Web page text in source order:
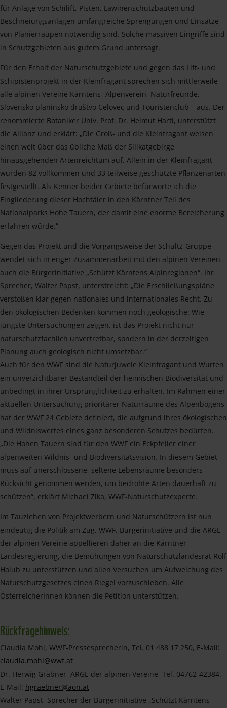
für Anlage von Schilift, Pisten, Lawinenschutzbauten und
Beschneiungsanlagen umfangreiche Sprengungen und Einsätze
von Planierraupen notwendig sind. Solche massiven Eingriffe sind
in Schutzgebieten aus gutem Grund untersagt.
Für den Erhalt der Naturschutzgebiete und gegen das Lift- und
Schipistenprojekt in der Kleinfragant sprechen sich mittlerweile
alle alpinen Vereine Kärntens -Alpenverein, Naturfreunde,
Slovensko planinsko društvo Celovec und Touristenclub – aus. Der
renommierte Botaniker Univ. Prof. Dr. Helmut Hartl, unterstützt
die Allianz und erklärt: „Die Groß- und die Kleinfragant weisen
einen weit über das übliche Maß der Silikatgebirge
hinausgehenden Artenreichtum auf. Allein in der Kleinfragant
wurden 82 vollkommen und 33 teilweise geschützte Pflanzenarten
festgestellt. Als Kenner beider Gebiete befürworte ich die
Eingliederung dieser Hochtäler in den Kärntner Teil des
Nationalparks Hohe Tauern, der damit eine enorme Bereicherung
erfahren würde.“
Gegen das Projekt und die Vorgangsweise der Schultz-Gruppe
wendet sich in enger Zusammenarbeit mit den alpinen Vereinen
auch die Bürgerinitiative „Schützt Kärntens Alpinregionen“. Ihr
Sprecher, Walter Papst, unterstreicht: „Die Erschließungspläne
verstoßen klar gegen nationales und internationales Recht. Zu
den ökologischen Bedenken kommen noch geologische: Wie
jüngste Untersuchungen zeigen, ist das Projekt nicht nur
naturschutzfachlich unvertretbar, sondern in der derzeitigen
Planung auch geologisch nicht umsetzbar.“
Auch für den WWF sind die Naturjuwele Kleinfragant und Wurten
ein unverzichtbarer Bestandteil der heimischen Biodiversität und
unbedingt in ihrer Ursprünglichkeit zu erhalten. Im Rahmen einer
aktuellen Untersuchung prioritärer Naturräume des Alpenbogens
hat der WWF 24 Gebiete definiert, die aufgrund ihres ökologischen
und Wildniswertes eines ganz besonderen Schutzes bedürfen.
„Die Hohen Tauern sind für den WWF ein Eckpfeiler einer
alpenweiten Wildnis- und Biodiversitätsvision. In diesem Gebiet
muss auf unerschlossene, seltene Lebensräume besonders
Rücksicht genommen werden, um bedrohte Arten dauerhaft zu
schützen“, erklärt Michael Zika, WWF-Naturschutzexperte.
Im Tauziehen von Projektwerbern und Naturschützern ist nun
eindeutig die Politik am Zug. WWF, Bürgerinitiative und die ARGE
der alpinen Vereine appellieren daher an die Kärntner
Landesregierung, die Bemühungen von Naturschutzlandesrat Rolf
Holub zu unterstützen und allen Versuchen um Aufweichung des
Naturschutzgesetzes einen Riegel vorzuschieben. Alle
ÖsterreicherInnen können die Petition unterstützen.
Rückfragehinweis:
Claudia Mohl, WWF-Pressesprecherin, Tel. 01 488 17 250, E-Mail:
claudia.mohl@wwf.at
Dr. Herwig Gräbner, ARGE der alpinen Vereine, Tel. 04762-42384.
E-Mail: hgraebner@aon.at
Walter Papst, Sprecher der Bürgerinitiative „Schützt Kärntens